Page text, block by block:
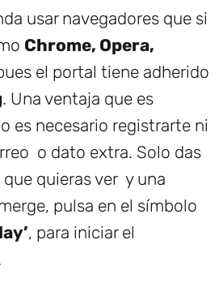
usar navegadores que si
Chrome, Opera,
el portal tiene adherido
. Una ventaja que es
es necesario registrarte ni
o dato extra. Solo das
quieras ver y una
pulsa en el símbolo
, para iniciar el